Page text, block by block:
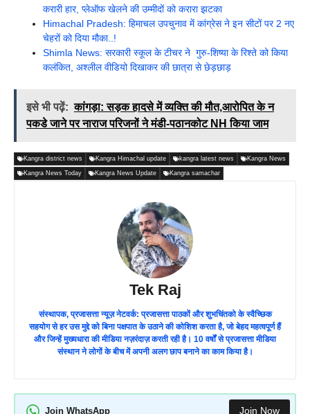
करारी हार, प्लेऑफ खेलने की उम्मीदों को करारा झटका
Himachal Pradesh: हिमाचल उपचुनाव में कांग्रेस ने इन सीटों पर 2 नए
चेहरों को दिया मौका..!
Shimla News: सरकारी स्कूल के टीचर ने गुरु-शिष्या के रिश्ते को किया
कलंकित, अश्लील वीडियो दिखाकर की छात्रा से छेड़छाड़
इसे भी पढ़ें: कांगड़ा: सड़क हादसे में व्यक्ति की मौत,आरोपित के न
पकडे जाने पर नाराज परिजनों ने मंडी-पठानकोट NH किया जाम
Kangra district news Kangra Himachal update kangra latest news Kangra News
Kangra News Today Kangra News Update Kangra samachar
Tek Raj
संस्थापक, प्रजासत्ता न्यूज़ नेटवर्क: प्रजासत्ता पाठकों और शुभचिंतको के स्वैच्छिक
सहयोग से हर उस मुद्दे को बिना पक्षपात के उठाने की कोशिश करता है, जो बेहद महत्वपूर्ण हैं
और जिन्हें मुख्यधारा की मीडिया नज़रंदाज़ करती रही है। 10 वर्षों से प्रजासत्ता मीडिया
संस्थान ने लोगों के बीच में अपनी अलग छाप बनाने का काम किया है।
Join WhatsApp Join Now